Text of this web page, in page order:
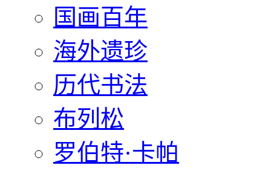
国画百年
海外遗珍
历代书法
布列松
罗伯特·卡帕